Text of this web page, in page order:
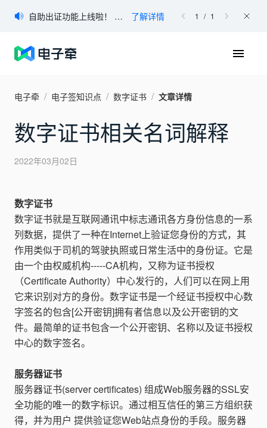
自助出证功能上线啦！ 如您有出证需求，可登录电子牵官网进行自助申请。 了解详情 1 / 1
产品
产品简介
「电子牵」是属于巨量引擎的一款电子签约产品，是面向企业和
合同模板下载
合同在线查验
区块链存证核验
查看产品报价
行业解决方案
汽车行业
教育行业
房地产行业
人事行业
更多内容
新闻资讯
法律研究室
电子签知识点
登录
电子牵 / 电子签知识点 / 数字证书 / 文章详情
数字证书相关名词解释
2022年03月02日
数字证书
数字证书就是互联网通讯中标志通讯各方身份信息的一系
列数据，提供了一种在Internet上验证您身份的方式，其
作用类似于司机的驾驶执照或日常生活中的身份证。它是
由一个由权威机构-----CA机构，又称为证书授权
（Certificate Authority）中心发行的，人们可以在网上用
它来识别对方的身份。数字证书是一个经证书授权中心数
字签名的包含[公开密钥]拥有者信息以及公开密钥的文
件。最简单的证书包含一个公开密钥、名称以及证书授权
中心的数字签名。
服务器证书
服务器证书(server certificates) 组成Web服务器的SSL安
全功能的唯一的数字标识。通过相互信任的第三方组织获
得，并为用户 提供验证您Web站点身份的手段。服务器